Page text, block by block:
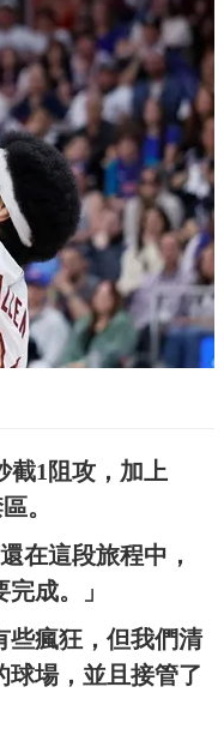
截1阻攻，加上
。
在這段旅程中，
成。」
些瘋狂，但我們清
球場，並且接管了